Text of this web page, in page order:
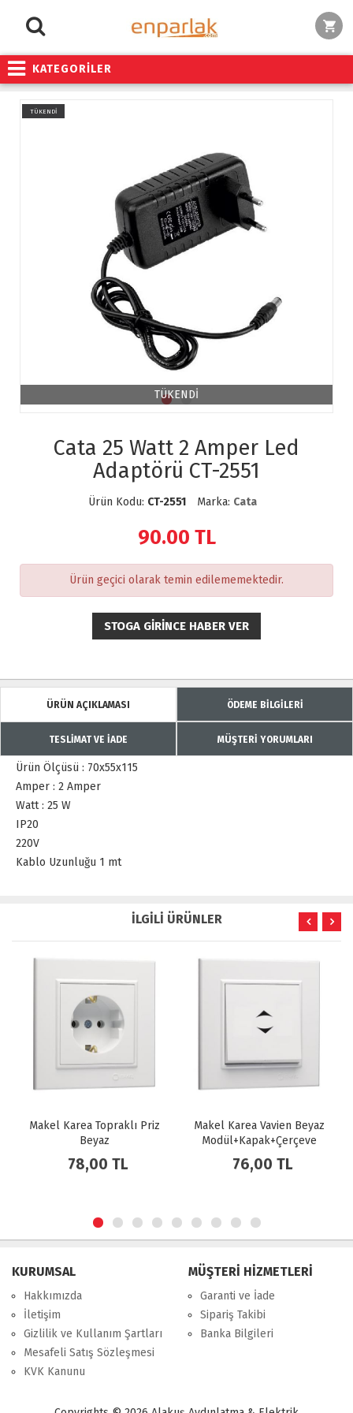
KATEGORİLER
TÜKENDİ
TÜKENDİ
Cata 25 Watt 2 Amper Led
Adaptörü CT-2551
Ürün Kodu: CT-2551 Marka: Cata
90.00 TL
Ürün geçici olarak temin edilememektedir.
STOGA GIRINCE HABER VER
ÜRÜN AÇIKLAMASI ÖDEME BİLGİLERİ
TESLİMAT VE İADE MÜŞTERİ YORUMLARI
Ürün Ölçüsü : 70x55x115
Amper : 2 Amper
Watt : 25 W
IP20
220V
Kablo Uzunluğu 1 mt
İLGİLİ ÜRÜNLER
Makel Karea Topraklı Priz
Beyaz
Modül+Kapak+Çerçeve
78,00 TL
Makel Karea Vavien Beyaz
Modül+Kapak+Çerçeve
76,00 TL
KURUMSAL
Hakkımızda
İletişim
Gizlilik ve Kullanım Şartları
Mesafeli Satış Sözleşmesi
KVK Kanunu
MÜŞTERİ HİZMETLERİ
Garanti ve İade
Sipariş Takibi
Banka Bilgileri